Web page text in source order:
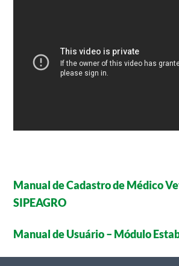
Manual de Cadastro de Médico
SIPEAGRO
Manual de Usuário – Módulo